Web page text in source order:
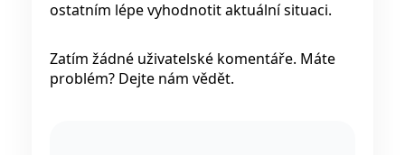
ostatním lépe vyhodnotit aktuální situaci.
Zatím žádné uživatelské komentáře. Máte
problém? Dejte nám vědět.